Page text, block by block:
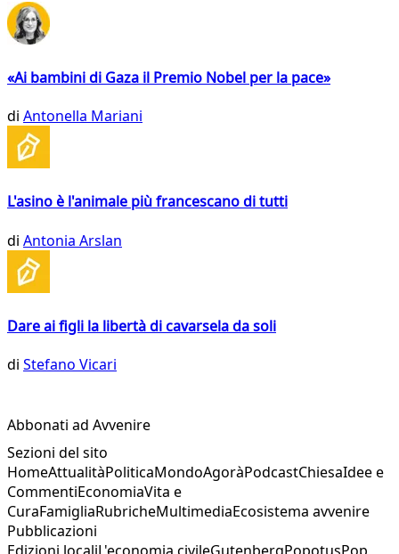
«Ai bambini di Gaza il Premio Nobel per la pace»
di Antonella Mariani
L'asino è l'animale più francescano di tutti
di Antonia Arslan
Dare ai figli la libertà di cavarsela da soli
di Stefano Vicari
Abbonati ad Avvenire
Sezioni del sito
HomeAttualitàPoliticaMondoAgoràPodcastChiesaIdee e
CommentiEconomiaVita e
CuraFamigliaRubricheMultimediaEcosistema avvenire
Pubblicazioni